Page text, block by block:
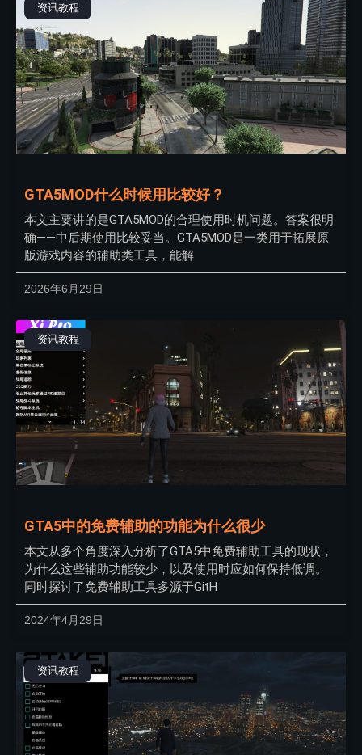
资讯教程
GTA5MOD什么时候用比较好？
本文主要讲的是GTA5MOD的合理使用时机问题。答案很明
确——中后期使用比较妥当。GTA5MOD是一类用于拓展原
版游戏内容的辅助类工具，能解
2026年6月29日
资讯教程
GTA5中的免费辅助的功能为什么很少
本文从多个角度深入分析了GTA5中免费辅助工具的现状，
为什么这些辅助功能较少，以及使用时应如何保持低调。
同时探讨了免费辅助工具多源于GitH
2024年4月29日
资讯教程